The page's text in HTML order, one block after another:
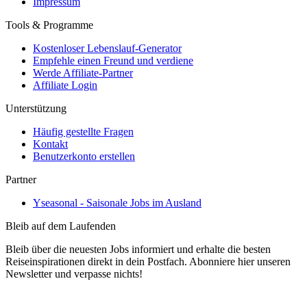
Tools & Programme
Kostenloser Lebenslauf-Generator
Empfehle einen Freund und verdiene
Werde Affiliate-Partner
Affiliate Login
Unterstützung
Häufig gestellte Fragen
Kontakt
Benutzerkonto erstellen
Partner
Yseasonal - Saisonale Jobs im Ausland
Bleib auf dem Laufenden
Bleib über die neuesten Jobs informiert und erhalte die besten
Reiseinspirationen direkt in dein Postfach. Abonniere hier unseren
Newsletter und verpasse nichts!